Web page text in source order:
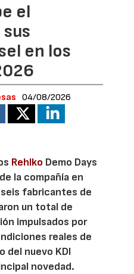
el
en los
04/08/2026
Rehlko Demo Days
la compañía en
seis fabricantes de
un total de
impulsados por
reales de
del nuevo KDI
novedad.